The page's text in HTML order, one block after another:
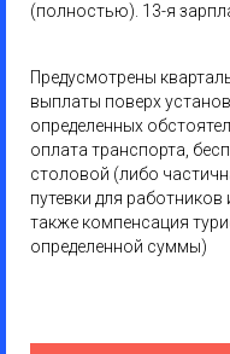
(полностью). 13-я
Предусмотрены
выплаты поверх
определенных
оплата транспорта,
столовой (либо
путевки для работников
также компенсация
определенной суммы)